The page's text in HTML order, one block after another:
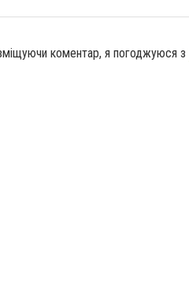
коментар, я погоджуюся з